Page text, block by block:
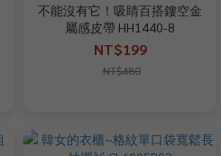
不能沒有它！吸睛百搭鏤空金
屬感皮帶 HH1440-8
NT$199
NT$480